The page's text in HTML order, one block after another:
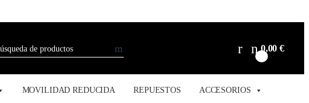
0,00€
MOVILIDAD REDUCIDA REPUESTOS ACCESORIOS